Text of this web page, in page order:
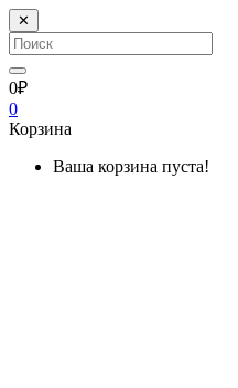
✕
0₽
0
Корзина
Ваша корзина пуста!